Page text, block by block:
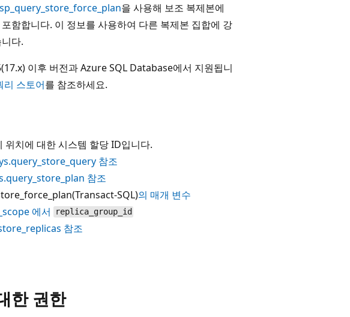
sp_query_store_force_plan을 사용해 보조 복제본에
함합니다. 이 정보를 사용하여 다른 복제본 집합에 강
다.
이후 버전과 Azure SQL Database에서 지원됩니
리 스토어를 참조하세요.
위치에 대한 시스템 할당 ID입니다.
참조
참조
SQL)의 매개 변수
에서 replica_group_id
참조
한 권한